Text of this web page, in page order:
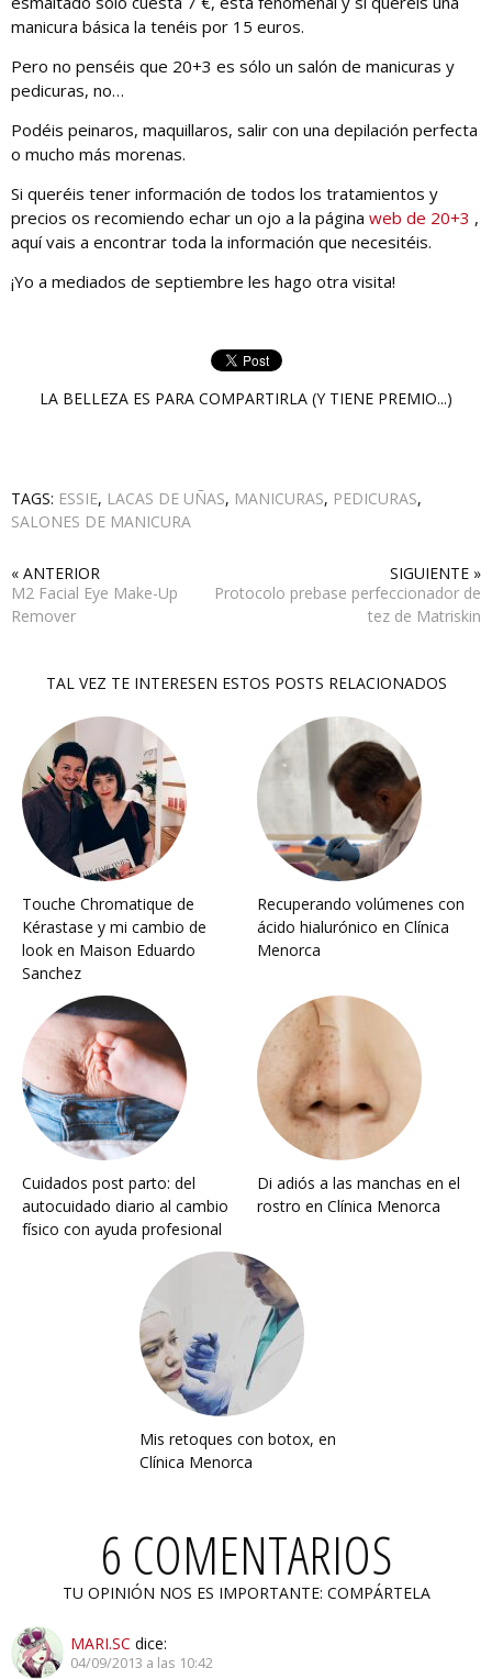
manicura básica la tenéis por 15 euros.
Pero no penséis que 20+3 es sólo un salón de manicuras y
pedicuras, no…
Podéis peinaros, maquillaros, salir con una depilación perfecta
o mucho más morenas.
Si queréis tener información de todos los tratamientos y
precios os recomiendo echar un ojo a la página web de 20+3 ,
aquí vais a encontrar toda la información que necesitéis.
¡Yo a mediados de septiembre les hago otra visita!
LA BELLEZA ES PARA COMPARTIRLA (Y TIENE PREMIO...)
TAGS: ESSIE, LACAS DE UÑAS, MANICURAS, PEDICURAS,
SALONES DE MANICURA
« ANTERIOR
M2 Facial Eye Make-Up
Remover
SIGUIENTE »
Protocolo prebase perfeccionador de
tez de Matriskin
TAL VEZ TE INTERESEN ESTOS POSTS RELACIONADOS
Touche Chromatique de
Kérastase y mi cambio de
look en Maison Eduardo
Sanchez
Recuperando volúmenes con
ácido hialurónico en Clínica
Menorca
Cuidados post parto: del
autocuidado diario al cambio
físico con ayuda profesional
Di adiós a las manchas en el
rostro en Clínica Menorca
Mis retoques con botox, en
Clínica Menorca
6 COMENTARIOS
TU OPINIÓN NOS ES IMPORTANTE: COMPÁRTELA
MARI.SC dice:
04/09/2013 a las 10:42